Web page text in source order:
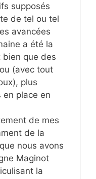
supposés
de tel ou tel
avancées
a été la
bien que des
(avec tout
plus
en place en
de mes
de la
nous avons
Maginot
la